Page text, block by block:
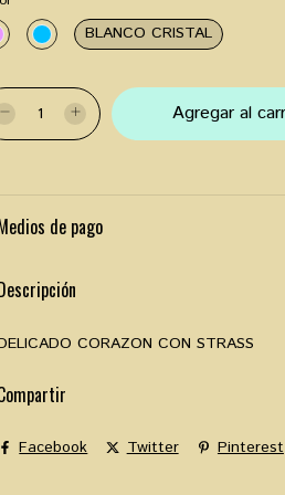
BLANCO CRISTAL
de pago
CORAZON CON STRASS
Facebook Twitter Pinterest